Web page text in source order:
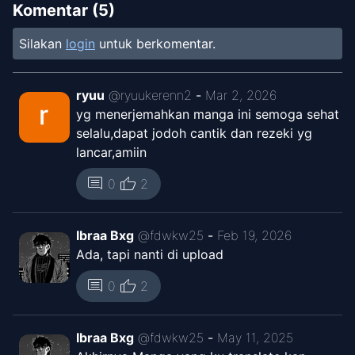
ElSafó
Feb 12,
2026
Chapter1512-Niat Untuk
Menghantam
Chapter1511-Semangat Sendo
Yang Meluap
ElSafó
Dec 23,
Chapter1510-Posisi
Mengintimidasi
ElSafó
2025
Komentar (5)
Silakan login untuk berkomentar.
ryuu @ryuukerenn2 - Mar 2, 2026
yg menerjemahkan manga ini semoga sehat
selalu,dapat jodoh cantik dan rezeki yg
lancar,amiin
comment 0 thumb_up 2
Ibraa Bxg @fdwkw25 - Feb 19, 2026
Ada, tapi nanti di upload
comment 0 thumb_up 2
Ibraa Bxg @fdwkw25 - May 11, 2025